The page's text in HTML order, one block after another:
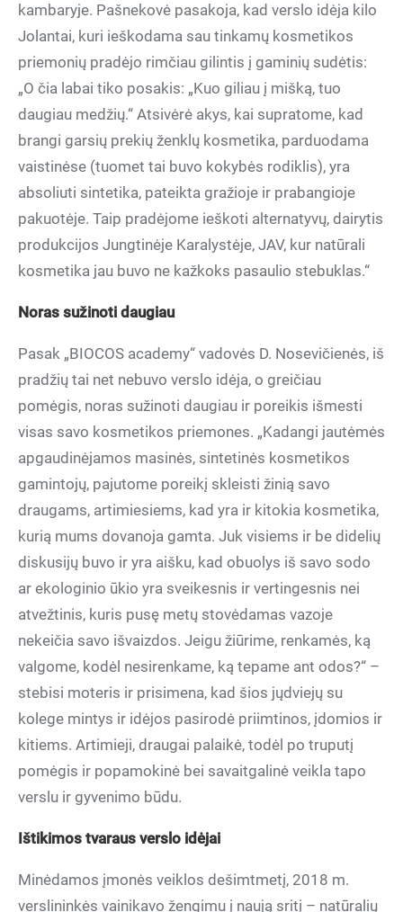
kambaryje. Pašnekovė pasakoja, kad verslo idėja kilo
Jolantai, kuri ieškodama sau tinkamų kosmetikos
priemonių pradėjo rimčiau gilintis į gaminių sudėtis:
„O čia labai tiko posakis: „Kuo giliau į mišką, tuo
daugiau medžių.“ Atsivėrė akys, kai supratome, kad
brangi garsių prekių ženklų kosmetika, parduodama
vaistinėse (tuomet tai buvo kokybės rodiklis), yra
absoliuti sintetika, pateikta gražioje ir prabangioje
pakuotėje. Taip pradėjome ieškoti alternatyvų, dairytis
produkcijos Jungtinėje Karalystėje, JAV, kur natūrali
kosmetika jau buvo ne kažkoks pasaulio stebuklas.“
Noras sužinoti daugiau
Pasak „BIOCOS academy“ vadovės D. Nosevičienės, iš
pradžių tai net nebuvo verslo idėja, o greičiau
pomėgis, noras sužinoti daugiau ir poreikis išmesti
visas savo kosmetikos priemones. „Kadangi jautėmės
apgaudinėjamos masinės, sintetinės kosmetikos
gamintojų, pajutome poreikį skleisti žinią savo
draugams, artimiesiems, kad yra ir kitokia kosmetika,
kurią mums dovanoja gamta. Juk visiems ir be didelių
diskusijų buvo ir yra aišku, kad obuolys iš savo sodo
ar ekologinio ūkio yra sveikesnis ir vertingesnis nei
atvežtinis, kuris pusę metų stovėdamas vazoje
nekeičia savo išvaizdos. Jeigu žiūrime, renkamės, ką
valgome, kodėl nesirenkame, ką tepame ant odos?“ –
stebisi moteris ir prisimena, kad šios jųdviejų su
kolege mintys ir idėjos pasirodė priimtinos, įdomios ir
kitiems. Artimieji, draugai palaikė, todėl po truputį
pomėgis ir popamokinė bei savaitgalinė veikla tapo
verslu ir gyvenimo būdu.
Ištikimos tvaraus verslo idėjai
Minėdamos įmonės veiklos dešimtmetį, 2018 m.
verslininkės vainikavo žengimu į naują sritį – natūralių